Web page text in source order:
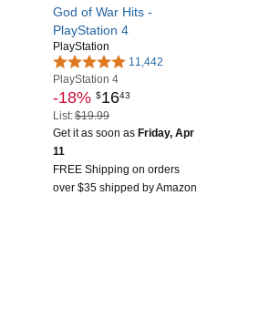
God of War Hits -
PlayStation 4
PlayStation
11,442
PlayStation 4
-18% $1643
List:$19.99
Get it as soon as Friday, Apr
11
FREE Shipping on orders
over $35 shipped by Amazon